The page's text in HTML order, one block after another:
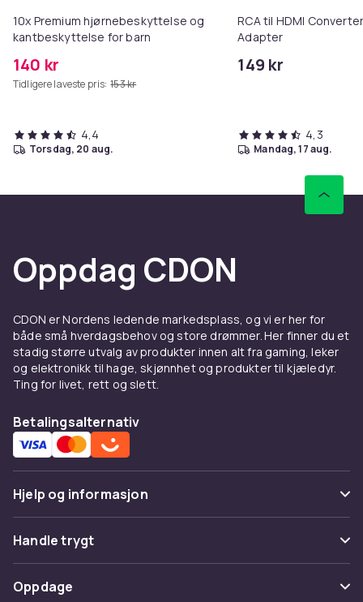
10x Premium hjørnebeskyttelse og
kantbeskyttelse for barn
140 kr
Tidligere laveste pris: 153 kr
4,4
torsdag, 20 aug.
RCA til HDMI
Adapter
149 kr
4,3
mandag, 17 aug.
Oppdag CDON
CDON er Nordens ledende markedsplass, og vi er her for
både små hverdagsbehov og store drømmer. Her finner du et
stadig større utvalg av produkter innen alt fra gaming, leker
og elektronikk til hage, skjønnhet og produkter til kjæledyr.
Ting for livet, rett og slett.
Betalingsalternativ
Hjelp og informasjon
Vanlige spørsmål
Spor pakke
Handle trygt
Betaling
Oppdage